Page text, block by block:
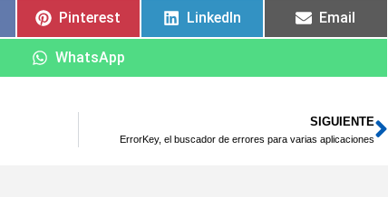
Pinterest LinkedIn Email
WhatsApp
SIGUIENTE
ErrorKey, el buscador de errores para varias aplicaciones